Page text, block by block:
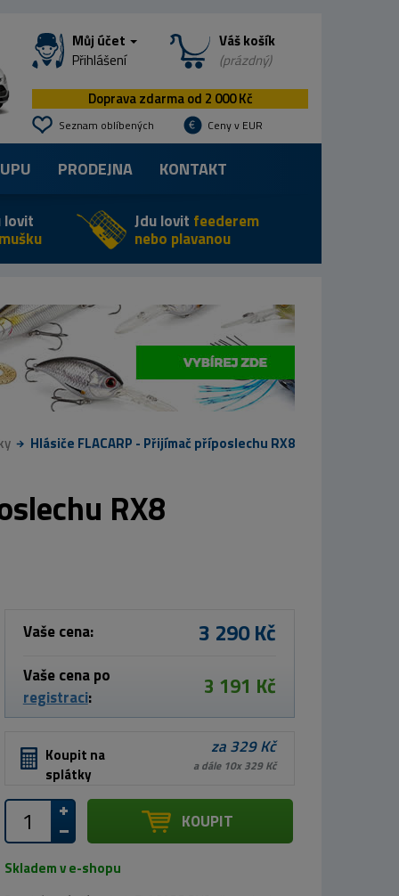
Můj účet
Přihlášení
Váš košík
(prázdný)
Doprava zdarma od 2 000 Kč
Seznam oblíbených Ceny v EUR
PRODEJNA KONTAKT
lovit Jdu lovit feederem
nebo plavanou
Hlásiče FLACARP - Přijímač příposlechu RX8
RX8
Vaše cena: 3 290 Kč
Vaše cena po
registraci: 3 191 Kč
Koupit na
splátky
za 329 Kč
a dále 10x 329 Kč
KOUPIT
Skladem v e-shopu